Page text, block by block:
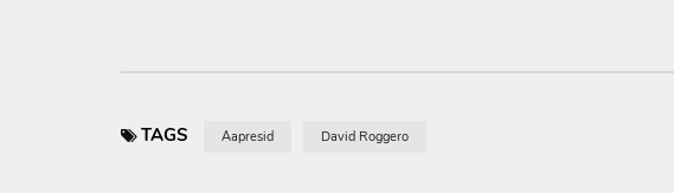
TAGS Aapresid David Roggero